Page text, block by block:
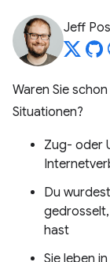
Jeff
Waren Sie
Situationen?
Zug- oder
Du
hast
Sie leben